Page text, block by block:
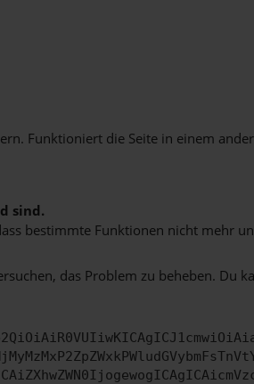
Funktioniert die Seite in einem
sind.
bestimmte Funktionen nicht mehr
das Problem zu beheben. Du